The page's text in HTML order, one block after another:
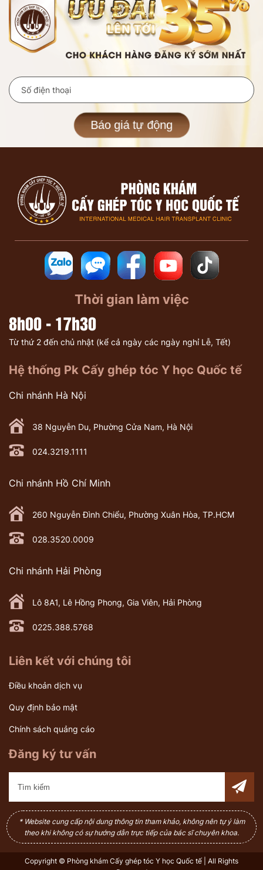
Báo giá tự động
Thời gian làm việc
8h00 - 17h30
Từ thứ 2 đến chủ nhật (kể cả ngày các ngày nghỉ Lễ, Tết)
Hệ thống Pk Cấy ghép tóc Y học Quốc tế
Chi nhánh Hà Nội
38 Nguyễn Du, Phường Cửa Nam, Hà Nội
024.3219.1111
Chi nhánh Hồ Chí Minh
260 Nguyễn Đình Chiểu, Phường Xuân Hòa, TP.HCM
028.3520.0009
Chi nhánh Hải Phòng
Lô 8A1, Lê Hồng Phong, Gia Viên, Hải Phòng
0225.388.5768
Liên kết với chúng tôi
Điều khoản dịch vụ
Quy định bảo mật
Chính sách quảng cáo
Đăng ký tư vấn
* Website cung cấp nội dung thông tin tham khảo, không nên tự ý làm
theo khi không có sự hướng dẫn trực tiếp của bác sĩ chuyên khoa.
Copyright © Phòng khám Cấy ghép tóc Y học Quốc tế | All Rights